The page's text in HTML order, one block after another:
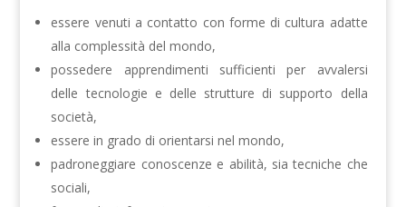
essere venuti a contatto con forme di cultura adatte
alla complessità del mondo,
possedere apprendimenti sufficienti per avvalersi
delle tecnologie e delle strutture di supporto della
società,
essere in grado di orientarsi nel mondo,
padroneggiare conoscenze e abilità, sia tecniche che
sociali,